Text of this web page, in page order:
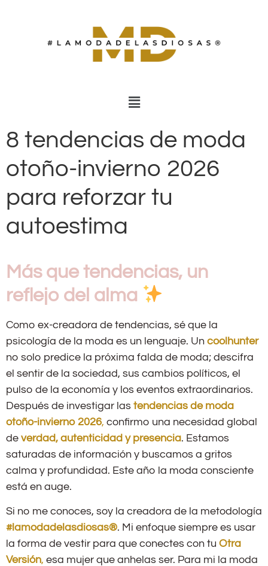
8 tendencias de moda
otoño-invierno 2026
para reforzar tu
autoestima
Más que tendencias, un
reflejo del alma
Como ex-creadora de tendencias, sé que la
psicología de la moda es un lenguaje. Un coolhunter
no solo predice la próxima falda de moda; descifra
el sentir de la sociedad, sus cambios políticos, el
pulso de la economía y los eventos extraordinarios.
Después de investigar las tendencias de moda
otoño-invierno 2026, confirmo una necesidad global
de verdad, autenticidad y presencia. Estamos
saturadas de información y buscamos a gritos
calma y profundidad. Este año la moda consciente
está en auge.
Si no me conoces, soy la creadora de la metodología
#lamodadelasdiosas®. Mi enfoque siempre es usar
la forma de vestir para que conectes con tu Otra
Versión, esa mujer que anhelas ser. Para mi la moda